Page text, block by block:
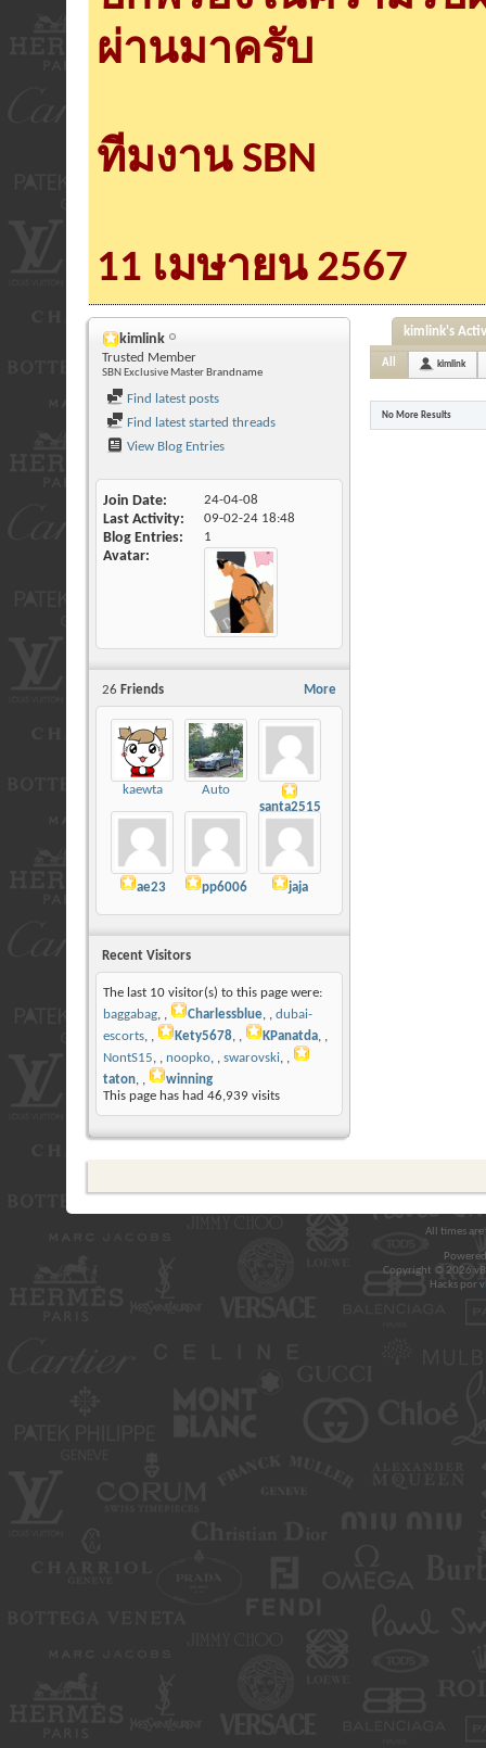
ผ่านมาครับ
ทีมงาน SBN
11 เมษายน 2567
kimlink
Trusted Member
SBN Exclusive Master Brandname
Find latest posts
Find latest started threads
View Blog Entries
Join Date 24-04-08
Last Activity 09-02-24 18:48
Blog Entries 1
Avatar
More
26 Friends
kaewta
Auto
santa2515
ae23 pp6006 jaja
Recent Visitors
The last 10 visitor(s) to this page were:
baggabag, Charlessblue,
dubai-
escorts, Kety5678, KPanatda,
NontS15, noopko, swarovski,
taton,
winning
This page has had 46,939visits
kimlink's
All kimlink
No More Results
All times
Copyright © 2026
Hacks por